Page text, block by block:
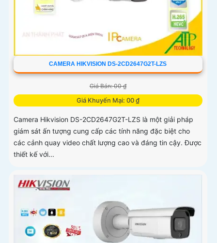
CAMERA HIKVISION DS-2CD2647G2T-LZS
Giá Bán: 00 ₫
Giá Khuyến Mại: 00 ₫
Camera Hikvision DS-2CD2647G2T-LZS là một giải pháp
giám sát ấn tượng cung cấp các tính năng đặc biệt cho
các cảnh quay video chất lượng cao và đáng tin cậy. Được
thiết kế với...